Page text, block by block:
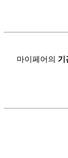
마이페어의 기